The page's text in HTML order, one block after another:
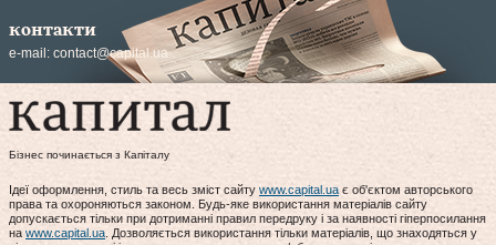
контакти
e-mail: contact@capital.ua
Бізнес починається з Капіталу
Ідеї оформлення, стиль та весь зміст сайту www.capital.uaє об'єктом авторського
права та охороняються законом. Будь-яке використання матеріалів сайту
допускається тільки при дотриманні правил передруку і за наявності гіперпосилання
на www.capital.ua. Дозволяється використання тільки матеріалів, що знаходяться у